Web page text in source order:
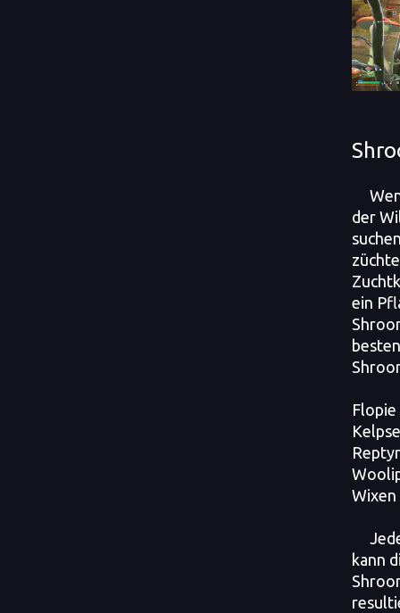
der
ein
Wixen
kann